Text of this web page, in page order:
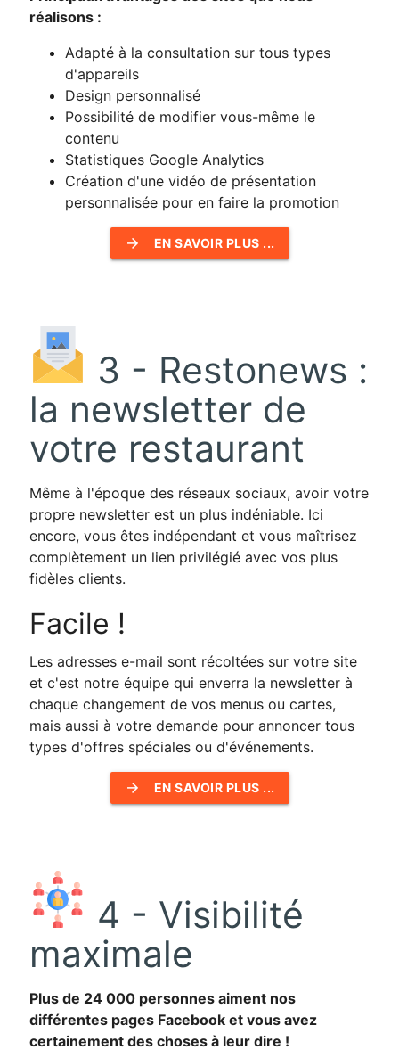
réalisons :
Adapté à la consultation sur tous types
d'appareils
Design personnalisé
Possibilité de modifier vous-même le
contenu
Statistiques Google Analytics
Création d'une vidéo de présentation
personnalisée pour en faire la promotion
arrow_forward EN SAVOIR PLUS ...
3 - Restonews :
la newsletter de
votre restaurant
Même à l'époque des réseaux sociaux, avoir votre
propre newsletter est un plus indéniable. Ici
encore, vous êtes indépendant et vous maîtrisez
complètement un lien privilégié avec vos plus
fidèles clients.
Facile !
Les adresses e-mail sont récoltées sur votre site
et c'est notre équipe qui enverra la newsletter à
chaque changement de vos menus ou cartes,
mais aussi à votre demande pour annoncer tous
types d'offres spéciales ou d'événements.
arrow_forward EN SAVOIR PLUS ...
4 - Visibilité
maximale
Plus de 24 000 personnes aiment nos
différentes pages Facebook et vous avez
certainement des choses à leur dire !